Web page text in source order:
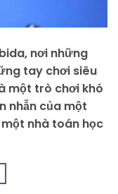
nơi những
tay chơi siêu
một trò chơi khó
nhẫn của một
nhà toán học